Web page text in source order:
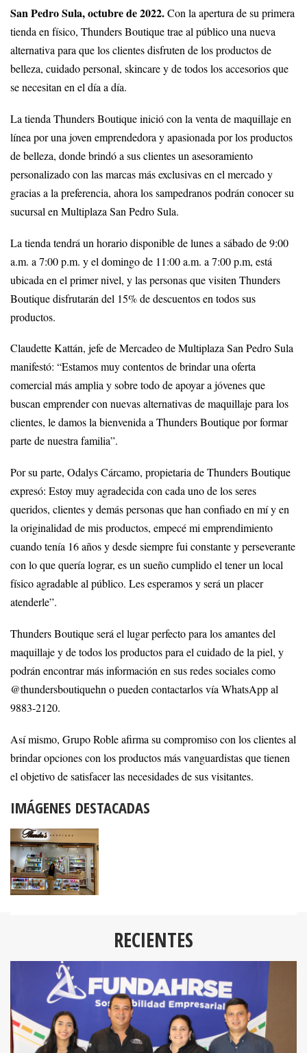
San Pedro Sula, octubre de 2022.Con la apertura de su primera
tienda en físico, Thunders Boutique trae al público una nueva
alternativa para que los clientes disfruten de los productos de
belleza, cuidado personal, skincare y de todos los accesorios que
se necesitan en el día a día.
La tienda Thunders Boutique inició con la venta de maquillaje en
línea por una joven emprendedora y apasionada por los productos
de belleza, donde brindó a sus clientes un asesoramiento
personalizado con las marcas más exclusivas en el mercado y
gracias a la preferencia, ahora los sampedranos podrán conocer su
sucursal en Multiplaza San Pedro Sula.
La tienda tendrá un horario disponible de lunes a sábado de 9:00
a.m. a 7:00 p.m. y el domingo de 11:00 a.m. a 7:00 p.m, está
ubicada en el primer nivel, y las personas que visiten Thunders
Boutique disfrutarán del 15% de descuentos en todos sus
productos.
Claudette Kattán, jefe de Mercadeo de Multiplaza San Pedro Sula
manifestó: “Estamos muy contentos de brindar una oferta
comercial más amplia y sobre todo de apoyar a jóvenes que
buscan emprender con nuevas alternativas de maquillaje para los
clientes, le damos la bienvenida a Thunders Boutique por formar
parte de nuestra familia”.
Por su parte, Odalys Cárcamo, propietaria de Thunders Boutique
expresó: Estoy muy agradecida con cada uno de los seres
queridos, clientes y demás personas que han confiado en mí y en
la originalidad de mis productos, empecé mi emprendimiento
cuando tenía 16 años y desde siempre fui constante y perseverante
con lo que quería lograr, es un sueño cumplido el tener un local
físico agradable al público. Les esperamos y será un placer
atenderle”.
Thunders Boutique será el lugar perfecto para los amantes del
maquillaje y de todos los productos para el cuidado de la piel, y
podrán encontrar más información en sus redes sociales como
@thundersboutiquehn o pueden contactarlos vía WhatsApp al
9883-2120.
Así mismo, Grupo Roble afirma su compromiso con los clientes al
brindar opciones con los productos más vanguardistas que tienen
el objetivo de satisfacer las necesidades de sus visitantes.
IMÁGENES DESTACADAS
RECIENTES